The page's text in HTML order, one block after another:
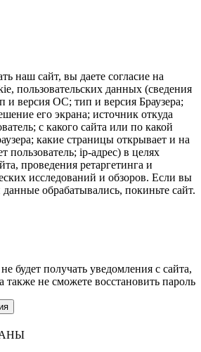
наш сайт, вы даете согласие на
пользовательских данных (сведения
и версия ОС; тип и версия Браузера;
его экрана; источник откуда
с какого сайта или по какой
какие страницы открывает и на
пользователь; ip-адрес) в целях
проведения ретаргетинга и
исследований и обзоров. Если вы
обрабатывались, покиньте сайт.
будет получать уведомления с сайта,
также не сможете восстановить пароль